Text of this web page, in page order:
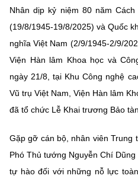
Bưu chính, Viễn thông
Sở hữu trí tuệ
Tiêu chuẩn, đo lường,
Năng lượng nguyên tử
Tin địa phương
Văn bản chỉ đạo điều hành
Lấy ý kiến người dân về
Khoa học và Công nghệ
Đổi mới sáng tạo
Chuyển đổi số
Tiêu chuẩn, đo lường,
Multimedia
THƯ ĐIỆN TỬ
Khác
Videos
Ảnh
Nhân dịp kỷ niệm 80 năm
(19/8/1945-19/8/2025) và Quốc
nghĩa Việt Nam (2/9/1945-2/9/
Viện Hàn lâm Khoa học và
ngày 21/8, tại Khu Công nghệ
Vũ trụ Việt Nam, Viện Hàn lâm
đã tổ chức Lễ Khai trương Bảo
Gặp gỡ cán bộ, nhân viên Trung
Phó Thủ tướng Nguyễn Chí
tự hào đối với những nỗ lực